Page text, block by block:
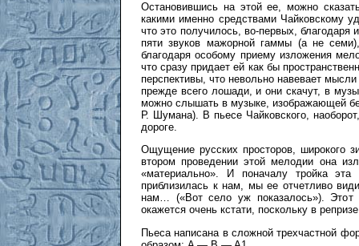
Остановившись на этой ее, можно
какими именно средствами Чайковскому
что это получилось, во-первых, благодаря
пяти звуков мажорной гаммы (а не
благодаря особому приему изложения
что сразу придает ей как бы
перспективы, что невольно навевает
прежде всего лошади, и они скачут, в
можно слышать в музыке, изображающей
Р. Шумана). В пьесе Чайковского,
дороге.
Ощущение русских просторов, широкого
втором проведении этой мелодии она
«материально». И поначалу тройка
приблизилась к нам, мы ее отчетливо
нам… («Вот село уж показалось»). Этот
окажется очень кстати, поскольку в
Пьеса написана в сложной трехчастной